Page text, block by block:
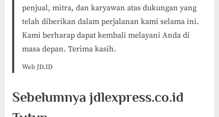
penjual, mitra, dan karyawan atas dukungan yang
telah diberikan dalam perjalanan kami selama ini.
Kami berharap dapat kembali melayani Anda di
masa depan. Terima kasih.
Web JD.ID
Sebelumnya jdlexpress.co.id